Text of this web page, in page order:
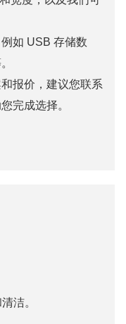
如 USB 存储数
报价，建议您联系
完成选择。
洁。